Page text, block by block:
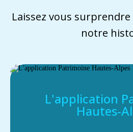
Laissez vous
notre
L'application
Hautes-